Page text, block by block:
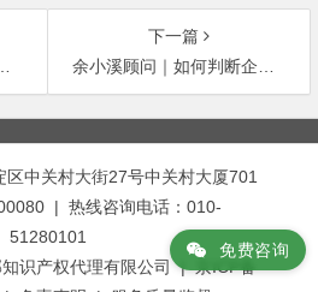
下一篇
余小溪顾问｜如何判断企业是否属于高新技术领域？
区中关村大街27号中关村大厦701
| 热线咨询电话：010-
51280101
识产权代理有限公司 | 京ICP备
免费咨询